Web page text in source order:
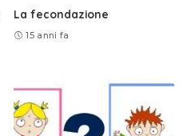
La fecondazione
15 anni fa